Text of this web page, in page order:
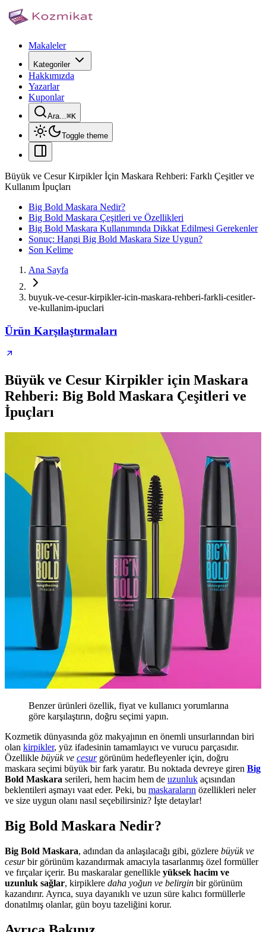
Makaleler
Kategoriler
Hakkımızda
Yazarlar
Kuponlar
Ara...⌘K
Toggle theme
Büyük ve Cesur Kirpikler İçin Maskara Rehberi: Farklı Çeşitler ve
Kullanım İpuçları
Big Bold Maskara Nedir?
Big Bold Maskara Çeşitleri ve Özellikleri
Big Bold Maskara Kullanımında Dikkat Edilmesi Gerekenler
Sonuç: Hangi Big Bold Maskara Size Uygun?
Son Kelime
Ana Sayfa
buyuk-ve-cesur-kirpikler-icin-maskara-rehberi-farkli-cesitler-
ve-kullanim-ipuclari
Ürün Karşılaştırmaları
Büyük ve Cesur Kirpikler için Maskara
Rehberi: Big Bold Maskara Çeşitleri ve
İpuçları
Benzer ürünleri özellik, fiyat ve kullanıcı yorumlarına
göre karşılaştırın, doğru seçimi yapın.
Kozmetik dünyasında göz makyajının en önemli unsurlarından biri
olan kirpikler, yüz ifadesinin tamamlayıcı ve vurucu parçasıdır.
Özellikle büyük ve cesurgörünüm hedefleyenler için, doğru
maskara seçimi büyük bir fark yaratır. Bu noktada devreye giren Big
Bold Maskara serileri, hem hacim hem de uzunluk açısından
beklentileri aşmayı vaat eder. Peki, bu maskaraların özellikleri neler
ve size uygun olanı nasıl seçebilirsiniz? İşte detaylar!
Big Bold Maskara Nedir?
Big Bold Maskara, adından da anlaşılacağı gibi, gözlere büyük ve
cesurbir görünüm kazandırmak amacıyla tasarlanmış özel formüller
ve fırçalar içerir. Bu maskaralar genellikle yüksek hacim ve
uzunluk sağlar, kirpiklere daha yoğun ve belirgin bir görünüm
kazandırır. Ayrıca, suya dayanıklı ve uzun süre kalıcı formüllerle
donatılmış olanlar, gün boyu tazeliğini korur.